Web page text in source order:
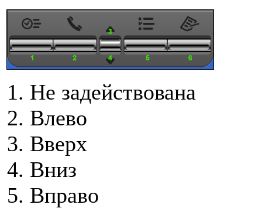
Не задействована
Влево
Вверх
Вниз
Вправо